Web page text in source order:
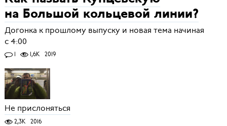
на Большой кольцевой линии?
Догонка к прошлому выпуску и новая тема начиная
с 4:00
1 1,6K 2019
Не прислоняться
2,3K 2016